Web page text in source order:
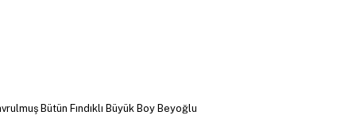
Bütün Fındıklı Büyük Boy Beyoğlu